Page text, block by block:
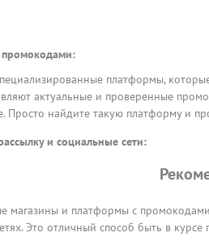
платформы,
актуальные и проверенные
Просто найдите такую платформу и
и социальные сети:
магазины и платформы с
Это отличный способ быть в